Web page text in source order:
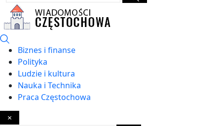
Biznes i finanse
Polityka
Ludzie i kultura
Nauka i Technika
Praca Częstochowa
×